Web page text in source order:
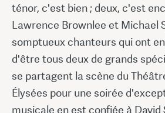
ténor, c'est bien ; deux, c'est
Lawrence Brownlee et Michael
somptueux chanteurs qui ont
d'être tous deux de grands
se partagent la scène du
Élysées pour une soirée
musicale en est confiée à David